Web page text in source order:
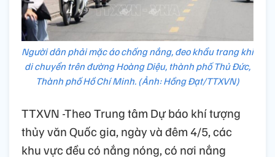
Người dân phải mặc áo chống nắng, đeo khẩu trang khi
di chuyển trên đường Hoàng Diệu, thành phố Thủ Đức,
Thành phố Hồ Chí Minh. (Ảnh: Hồng Đạt/TTXVN)
TTXVN -Theo Trung tâm Dự báo khí tượng
thủy văn Quốc gia, ngày và đêm 4/5, các
khu vực đều có nắng nóng, có nơi nắng